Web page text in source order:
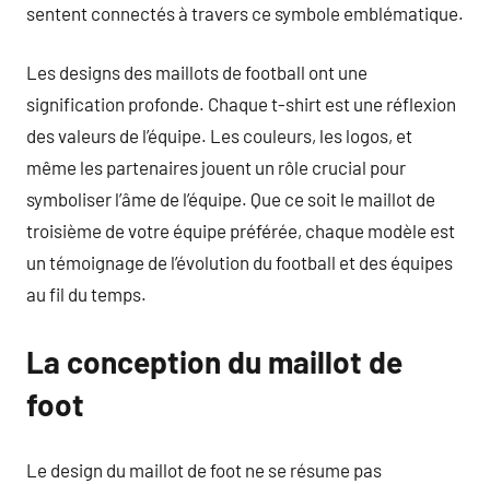
sentent connectés à travers ce symbole emblématique.
Les designs des maillots de football ont une
signification profonde. Chaque t-shirt est une réflexion
des valeurs de l’équipe. Les couleurs, les logos, et
même les partenaires jouent un rôle crucial pour
symboliser l’âme de l’équipe. Que ce soit le maillot de
troisième de votre équipe préférée, chaque modèle est
un témoignage de l’évolution du football et des équipes
au fil du temps.
La conception du maillot de
foot
Le design du maillot de foot ne se résume pas